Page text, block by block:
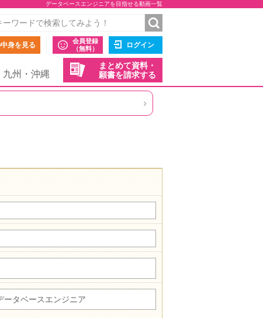
データベースエンジニアを目指せる動画一覧
身を見る
会員登録
（無料）
ログイン
まとめて資料・
願書を請求する
九州・沖縄
›
ータベースエンジニア